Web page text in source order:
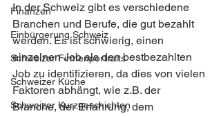
Finanzen
Einbürgerung Schweiz
Schweizer Firmenportraits
Schweizer Küche
Schweizer Kurzgeschichten
In der Schweiz gibt es verschiedene
Branchen und Berufe, die gut bezahlt
werden. Es ist schwierig, einen
einzelnen Job als den bestbezahlten
Job zu identifizieren, da dies von vielen
Faktoren abhängt, wie z.B. der
Branche, der Erfahrung, dem